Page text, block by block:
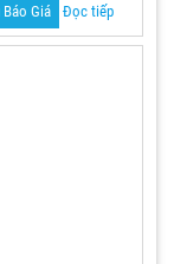
Báo Giá Đọc tiếp